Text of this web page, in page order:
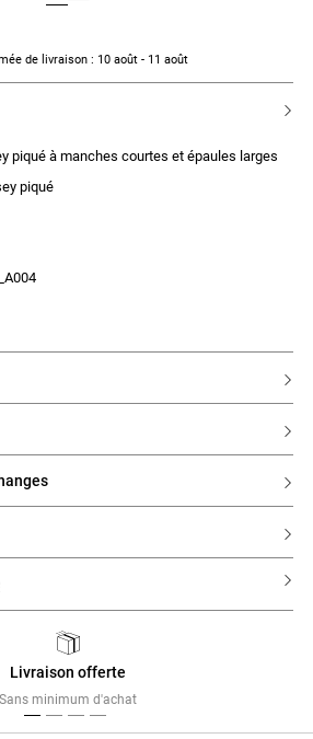
de livraison: 10 août - 11 août
piqué à manches courtes et épaules larges
piqué
l'encolure
Livraison offerte
Sans minimum d'achat